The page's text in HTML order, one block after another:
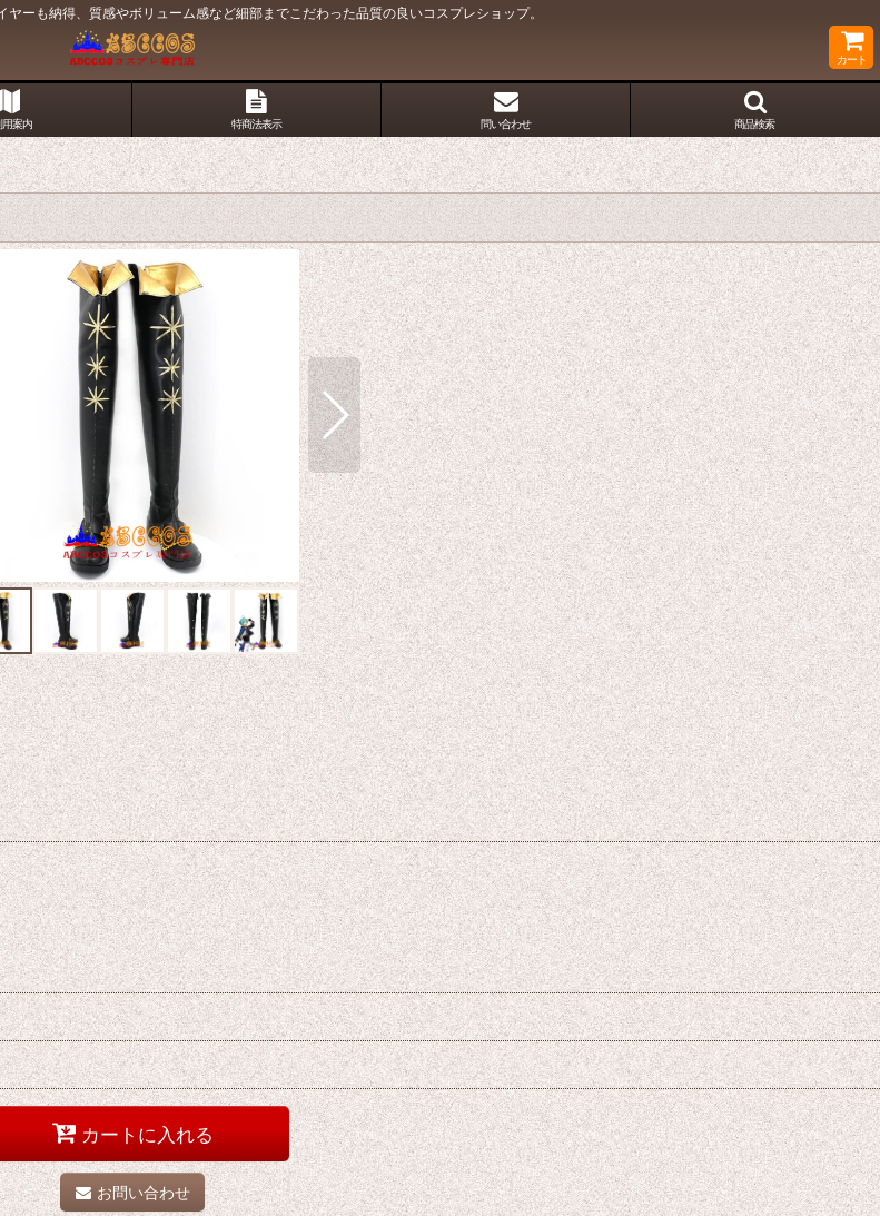
ーも納得、質感やボリューム感など細部までこだわった品質の良いコスプレショップ。
カート
用案内 特商法表示 問い合わせ 商品検索
カートに入れる
お問い合わせ